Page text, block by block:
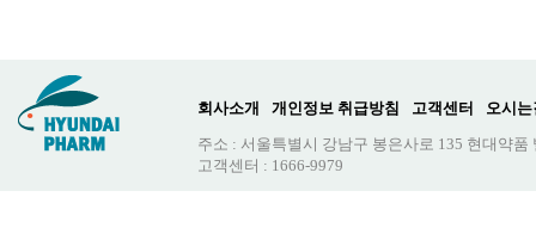
회사소개 개인정보 취급방침 고객센터
오시는
주소 : 서울특별시 강남구 봉은사로 135 현대약품
고객센터 : 1666-9979